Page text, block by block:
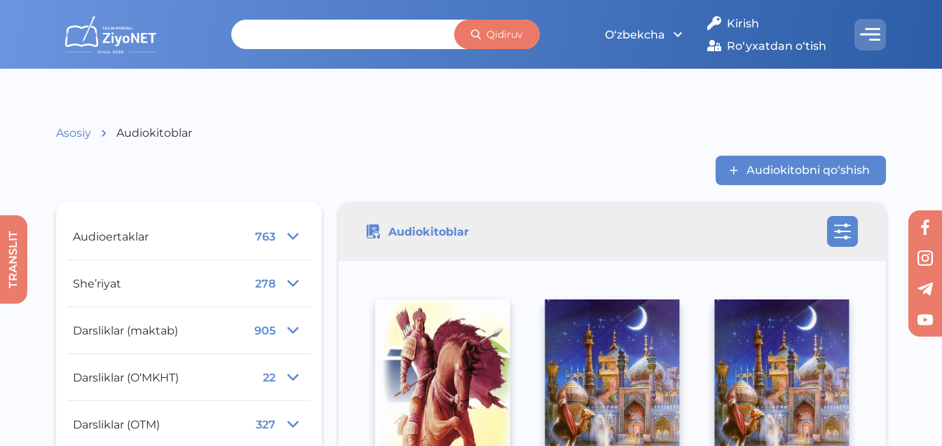
Qidiruv O‘zbekcha
Kirish
Ro‘yxatdan o‘tish
Asosiy Audiokitoblar
Audiokitobni qo‘shish
Audioertaklar 763
She’riyat 278
Darsliklar (maktab) 905
Darsliklar (O‘MKHT) 22
Darsliklar (OTM) 327
Audiokitoblar
TRANSLIT